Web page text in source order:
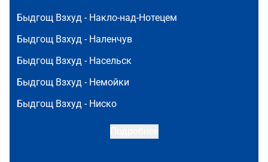
Быдгощ Взхуд - Накло-над-Нотецем
Быдгощ Взхуд - Наленчув
Быдгощ Взхуд - Насельск
Быдгощ Взхуд - Немойки
Быдгощ Взхуд - Ниско